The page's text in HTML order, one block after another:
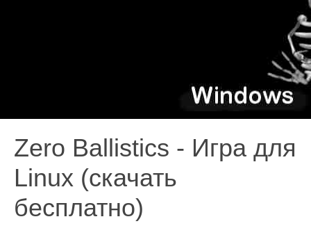
Zero Ballistics - Игра для
Linux (скачать
бесплатно)